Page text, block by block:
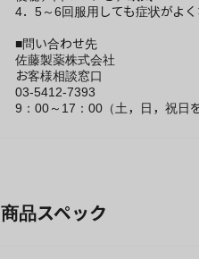
4．5～6回服用しても症状がよ
■問い合わせ先
佐藤製薬株式会社
お客様相談窓口
03-5412-7393
9：00～17：00（土，日，祝日
商品スペック